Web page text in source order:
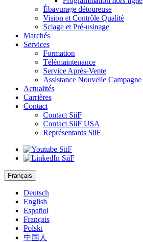
Ébavurage détoureuse
Vision et Contrôle Qualité
Sciage et Pré-usinage
Marchés
Services
Formation
Télémaintenance
Service Après-Vente
Assistance Nouvelle Campagne
Actualités
Carrières
Contact
Contact SiiF
Contact SiiF USA
Représentants SiiF
Français
Deutsch
English
Español
Français
Polski
中国人